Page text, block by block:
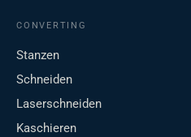
CONVERTING
Stanzen
Schneiden
Laserschneiden
Kaschieren